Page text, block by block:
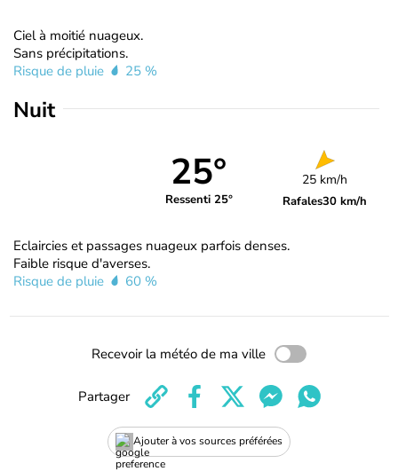
Ciel à moitié nuageux.
Sans précipitations.
Risque de pluie
25 %
Nuit
25°
Ressenti 25°
25 km/h
Rafales30 km/h
Eclaircies et passages nuageux parfois denses.
Faible risque d'averses.
Risque de pluie
60 %
Recevoir la météo de ma ville
Ajouter à vos sources préférées
Partager